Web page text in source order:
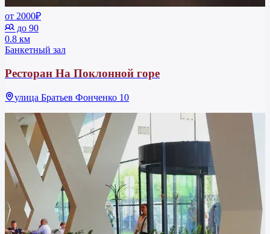
от 2000₽
до 90
0.8 км
Банкетный зал
Ресторан На Поклонной горе
улица Братьев Фонченко 10